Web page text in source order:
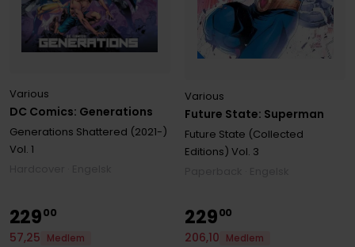
DC Comics: Generations
Various
Generations Shattered (2021-)
Vol. 1
Future State: Superman
Various
Future State (Collected
Editions) Vol. 3
22900
57,25
Medlem
22900
206,10
Medlem